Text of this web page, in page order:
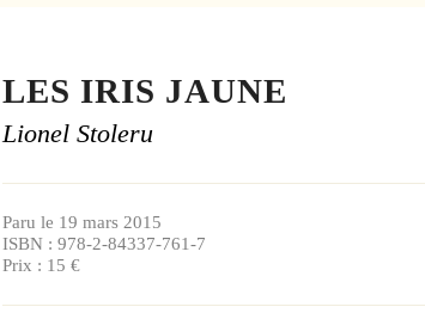
LES IRIS JAUNE
Lionel Stoleru
Paru le 19 mars 2015
ISBN : 978-2-84337-761-7
Prix : 15 €